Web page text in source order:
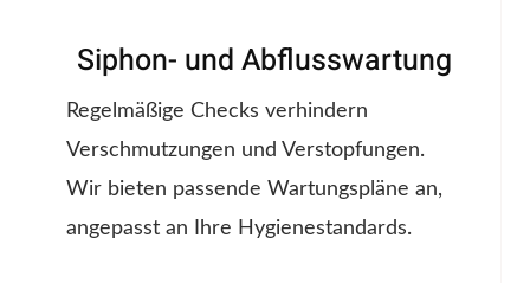
Siphon- und Abflusswartung
Regelmäßige Checks verhindern
Verschmutzungen und Verstopfungen.
Wir bieten passende Wartungspläne an,
angepasst an Ihre Hygienestandards.